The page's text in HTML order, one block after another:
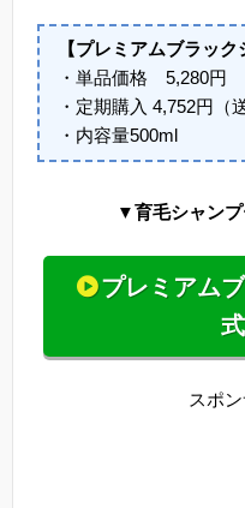
【プレミアムブラック
・単品価格 5,280円
・定期購入 4,752円（
・内容量500ml
▼育毛シャン
プレミアム
スポ